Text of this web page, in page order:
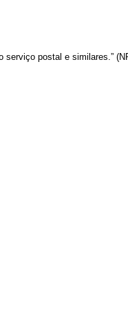
serviço postal e similares.”